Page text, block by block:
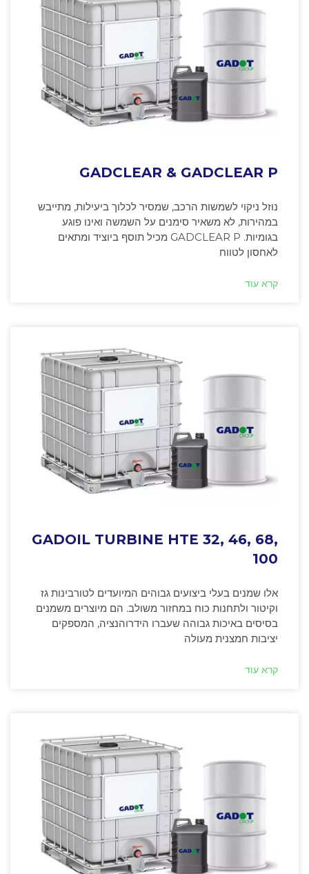
GADCLEAR & GADCLEAR P
נוזל ניקוי לשמשות הרכב, שמסיר לכלוך ביעילות, מתייבש
במהירות, לא משאיר סימנים על השמשה ואינו פוגע
בגומיות. GADCLEAR P מכיל תוסף ביוציד ומתאים
לאחסון לטווח
קרא עוד
GADOIL TURBINE HTE 32, 46, 68,
100
אלו שמנים בעלי ביצועים גבוהים המיועדים לטורבינות גז
וקיטור ולתחנות כוח במחזור משולב. הם מיוצרים משמנים
בסיסים באיכות גבוהה שעברו הידרוהנציה, המספקים
יציבות חמצנית מעולה
קרא עוד